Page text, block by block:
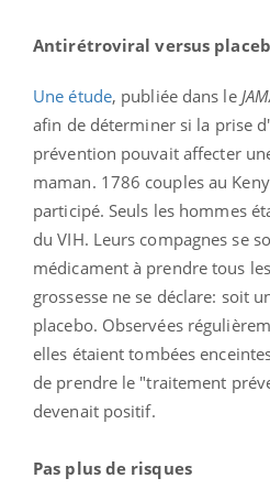
Antirétroviral versus
Une étude, publiée dans le
afin de déterminer si la prise
prévention pouvait affecter
maman. 1786 couples au
participé. Seuls les hommes
du VIH. Leurs compagnes se
médicament à prendre tous
grossesse ne se déclare: soit
placebo. Observées
elles étaient tombées
de prendre le "traitement
devenait positif.
Pas plus de risques